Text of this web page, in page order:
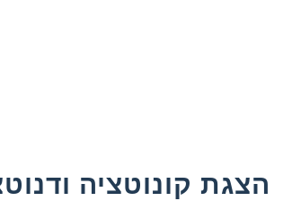
הצגת קונוטציה